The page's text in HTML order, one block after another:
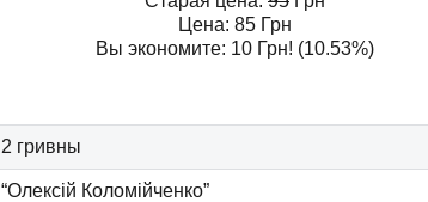
Цена: 85 Грн
Вы экономите: 10 Грн! (10.53%)
2 гривны
“Олексій Коломійченко”